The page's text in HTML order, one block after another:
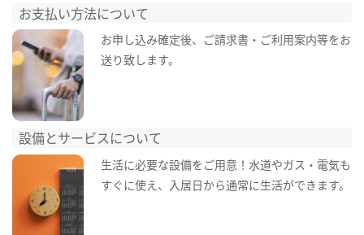
お支払い方法について
お申し込み確定後、ご請求書・ご利用案内等をお
送り致します。
設備とサービスについて
生活に必要な設備をご用意！水道やガス・電気も
すぐに使え、入居日から通常に生活ができます。